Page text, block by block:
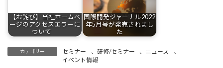
【お詫び】当社ホームペ
ージのアクセスエラーに
ついて
国際開発ジャーナル2022
年5月号が発売されまし
た
カテゴリー セミナー 、 研修/セミナー 、 ニュース
、
イベント情報